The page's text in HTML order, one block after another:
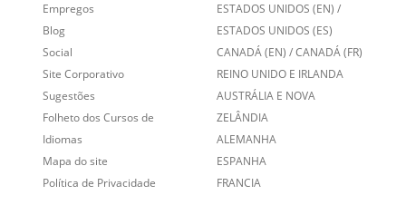
Blog
Social
Site Corporativo
Sugestões
Folheto dos Cursos de
Idiomas
Mapa do site
Política de Privacidade
ESTADOS UNIDOS (ES)
CANADÁ (EN)/CANADÁ (FR)
REINO UNIDO E IRLANDA
AUSTRÁLIA E NOVA
ZELÂNDIA
ALEMANHA
ESPANHA
FRANCIA